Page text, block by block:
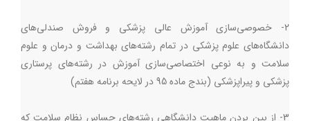
2- خصوصی‌سازی آموزش عالی پزشکی و فروش صندلی‌های
دانشگاه‌های علوم پزشکی در تمام رشته‌های بهداشت و درمان و علوم
سلامت و به نوعی اختصاصی‌سازی آموزش در رشته‌های پرستاری
پزشکی و پیراپزشکی (بندج ماده 95 در لایحه برنامه هفتم)
3- از بین بردن ماهیت دانشگاهی رشته‌های حساس نظام سلامت که